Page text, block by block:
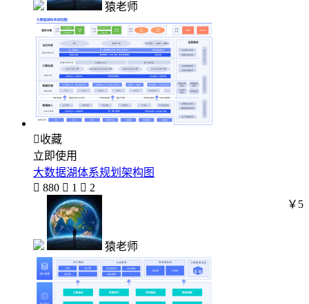
猿老师
收藏
立即使用
大数据湖体系规划架构图
 880  1  2
猿老师
￥5